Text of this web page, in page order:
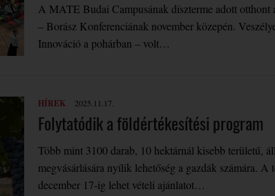
A MATE Budai Campusának díszterme adott otthont
– Borász Konferenciának november közepén.
Innováció a pohárban – volt…
HÍREK 2025.11.17.
Folytatódik a földértékesítési program
Több mint 3100 darab, 10 hektárnál kisebb területű,
megvásárlására nyílik lehetőség a gazdák számára. A
december 17-ig lehet vételi ajánlatot…